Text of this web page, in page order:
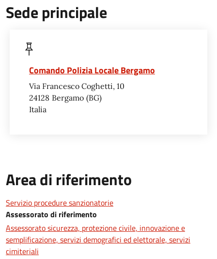
Sede principale
Comando Polizia Locale Bergamo
Via Francesco Coghetti, 10
24128 Bergamo BG
Italia
Area di riferimento
Servizio procedure sanzionatorie
Assessorato di riferimento
Assessorato sicurezza, protezione civile, innovazione e
semplificazione, servizi demografici ed elettorale, servizi
cimiteriali